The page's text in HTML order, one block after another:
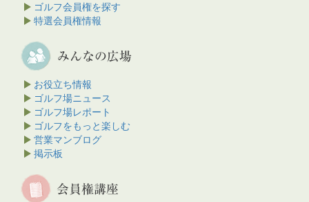
ゴルフ会員権を探す
特選会員権情報
お役立ち情報
ゴルフ場ニュース
ゴルフ場レポート
ゴルフをもっと楽しむ
営業マンブログ
掲示板